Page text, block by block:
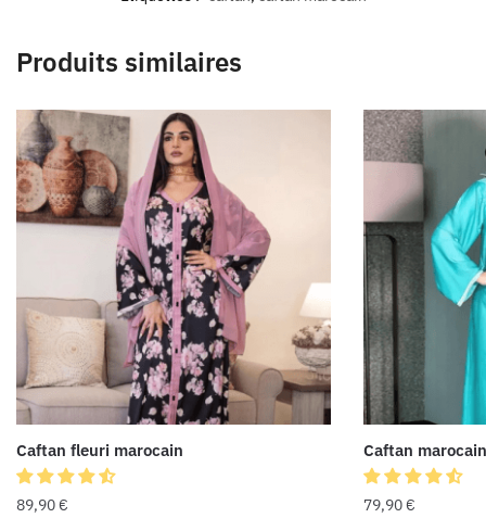
Produits similaires
Caftan fleuri marocain
89,90€
Caftan
79,90€